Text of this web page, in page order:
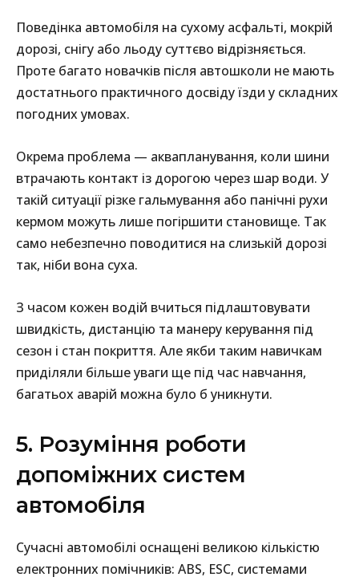
Поведінка автомобіля на сухому асфальті, мокрій
дорозі, снігу або льоду суттєво відрізняється.
Проте багато новачків після автошколи не мають
достатнього практичного досвіду їзди у складних
погодних умовах.
Окрема проблема — аквапланування, коли шини
втрачають контакт із дорогою через шар води. У
такій ситуації різке гальмування або панічні рухи
кермом можуть лише погіршити становище. Так
само небезпечно поводитися на слизькій дорозі
так, ніби вона суха.
З часом кожен водій вчиться підлаштовувати
швидкість, дистанцію та манеру керування під
сезон і стан покриття. Але якби таким навичкам
приділяли більше уваги ще під час навчання,
багатьох аварій можна було б уникнути.
5. Розуміння роботи
допоміжних систем
автомобіля
Сучасні автомобілі оснащені великою кількістю
електронних помічників: ABS, ESC, системами